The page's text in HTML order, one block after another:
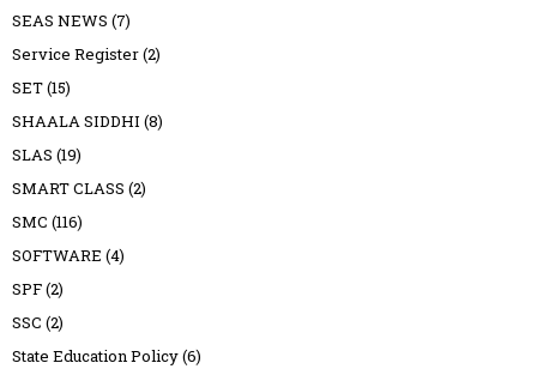
SEAS NEWS (7)
Service Register(2)
SET(15)
SHAALA SIDDHI (8)
SLAS (19)
SMART CLASS (2)
SMC (116)
SOFTWARE (4)
SPF(2)
SSC (2)
State Education Policy(6)